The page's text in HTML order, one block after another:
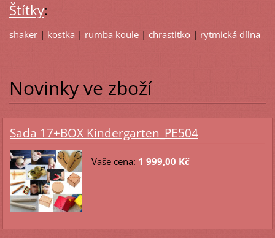
Štítky:
shaker | kostka | rumba koule | chrastitko | rytmická dílna
Novinky ve zboží
Sada 17+BOX Kindergarten_PE504
Vaše cena: 1 999,00 Kč